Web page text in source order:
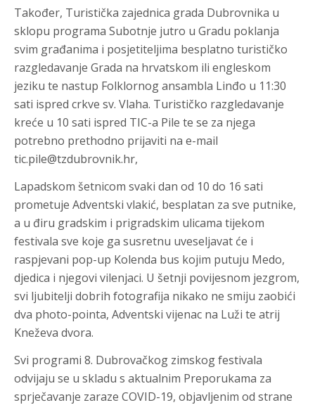
Također, Turistička zajednica grada Dubrovnika u
sklopu programa Subotnje jutro u Gradu poklanja
svim građanima i posjetiteljima besplatno turističko
razgledavanje Grada na hrvatskom ili engleskom
jeziku te nastup Folklornog ansambla Linđo u 11:30
sati ispred crkve sv. Vlaha. Turističko razgledavanje
kreće u 10 sati ispred TIC-a Pile te se za njega
potrebno prethodno prijaviti na e-mail
tic.pile@tzdubrovnik.hr,
Lapadskom šetnicom svaki dan od 10 do 16 sati
prometuje Adventski vlakić, besplatan za sve putnike,
a u điru gradskim i prigradskim ulicama tijekom
festivala sve koje ga susretnu uveseljavat će i
raspjevani pop-up Kolenda bus kojim putuju Medo,
djedica i njegovi vilenjaci. U šetnji povijesnom jezgrom,
svi ljubitelji dobrih fotografija nikako ne smiju zaobići
dva photo-pointa, Adventski vijenac na Luži te atrij
Kneževa dvora.
Svi programi 8. Dubrovačkog zimskog festivala
odvijaju se u skladu s aktualnim Preporukama za
sprječavanje zaraze COVID-19, objavljenim od strane